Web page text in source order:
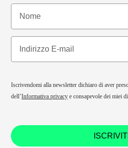
ISCRIVITI
Iscrivendomi alla newsletter dichiaro di aver
dell’Informativa privacy e consapevole dei miei